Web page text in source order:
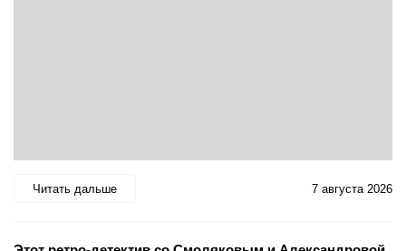
Читать дальше 7 августа 2026